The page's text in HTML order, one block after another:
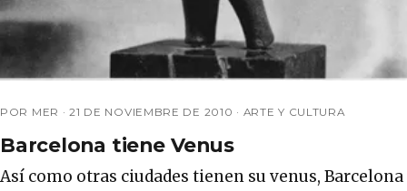
POR MER ·21 DE NOVIEMBRE DE 2010 · ARTE Y CULTURA
Barcelona tiene Venus
Así como otras ciudades tienen su venus, Barcelona